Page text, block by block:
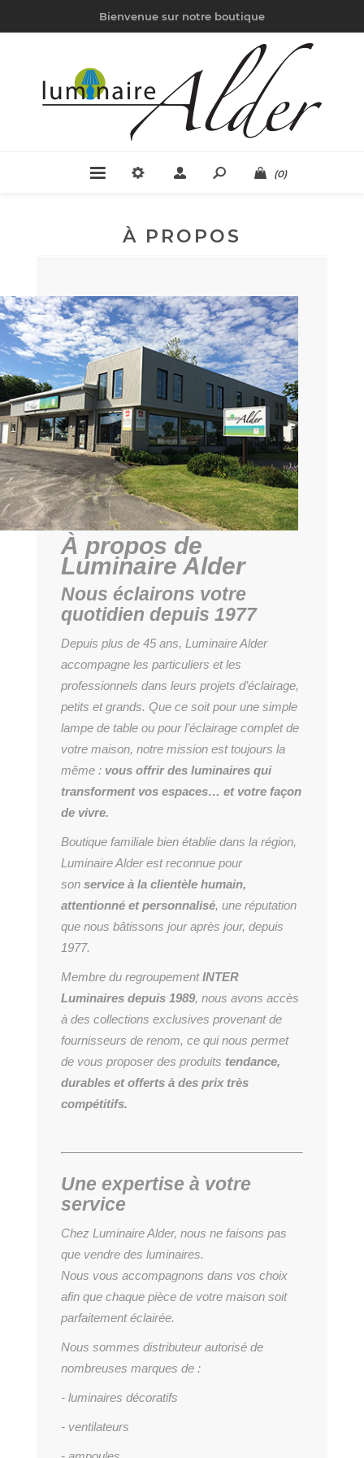
Bienvenue sur notre boutique
(0)
À PROPOS
À propos de
Luminaire Alder
Nous éclairons votre
quotidien depuis 1977
Depuis plus de 45 ans, Luminaire Alder
accompagne les particuliers et les
professionnels dans leurs projets d’éclairage,
petits et grands. Que ce soit pour une simple
lampe de table ou pour l’éclairage complet de
votre maison, notre mission est toujours la
même : vous offrir des luminaires qui
transforment vos espaces… et votre façon
de vivre.
Boutique familiale bien établie dans la région,
Luminaire Alder est reconnue pour
son service à la clientèle humain,
attentionné et personnalisé, une réputation
que nous bâtissons jour après jour, depuis
1977.
Membre du regroupementINTER
Luminaires depuis 1989, nous avons accès
à des collections exclusives provenant de
fournisseurs de renom, ce qui nous permet
de vous proposer des produits tendance,
durables et offerts à des prix très
compétitifs.
Une expertise à votre
service
Chez Luminaire Alder, nous ne faisons pas
que vendre des luminaires.
Nous vous accompagnons dans vos choix
afin que chaque pièce de votre maison soit
parfaitement éclairée.
Nous sommes distributeur autorisé de
nombreuses marques de :
- luminaires décoratifs
- ventilateurs